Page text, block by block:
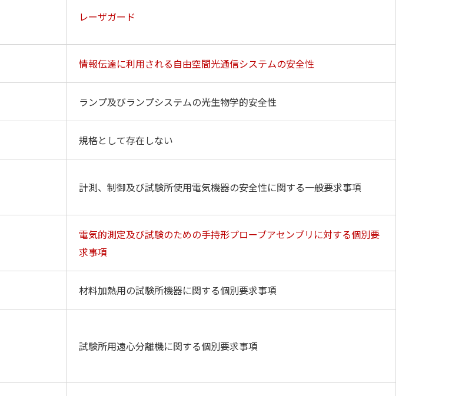
レーザガード
情報伝達に利用される自由空間光通信システムの安全性
ランプ及びランプシステムの光生物学的安全性
規格として存在しない
計測、制御及び試験所使用電気機器の安全性に関する一般要求事項
電気的測定及び試験のための手持形プローブアセンブリに対する個別要
求事項
材料加熱用の試験所機器に関する個別要求事項
試験所用遠心分離機に関する個別要求事項